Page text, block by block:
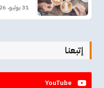
31 يوليو، 2026
إتبعنا
YouTube